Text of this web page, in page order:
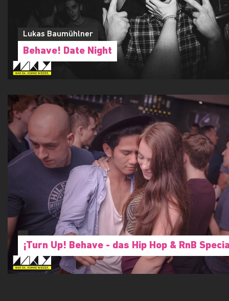
Lukas Baumühlner
Behave! Date Night
¡Turn Up! Behave - das Hip Hop & RnB